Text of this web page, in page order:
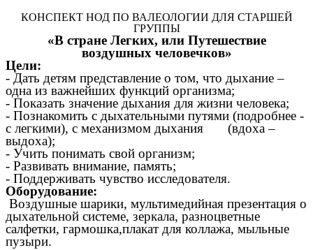
КОНСПЕКТ НОД ПО ВАЛЕОЛОГИИ ДЛЯ СТАРШЕЙ
ГРУППЫ
«В стране Легких, или Путешествие
воздушных человечков»
Цели:
- Дать детям представление о том, что дыхание –
одна из важнейших функций организма;
- Показать значение дыхания для жизни человека;
- Познакомить с дыхательными путями (подробнее -
с легкими), с механизмом дыхания (вдоха –
выдоха);
- Учить понимать свой организм;
- Развивать внимание, память;
- Поддерживать чувство исследователя.
Оборудование:
Воздушные шарики, мультимедийная презентация о
дыхательной системе, зеркала, разноцветные
салфетки, гармошка,плакат для коллажа, мыльные
пузыри.